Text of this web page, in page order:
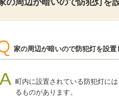
家の周辺が暗いので防犯灯を設置
町内に設置されている防犯灯に
るものがあります。